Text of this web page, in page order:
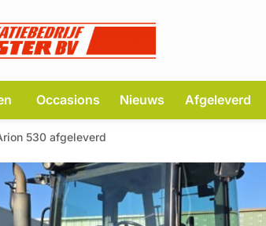
Occasions Nieuws Afgeleverd
530 afgeleverd